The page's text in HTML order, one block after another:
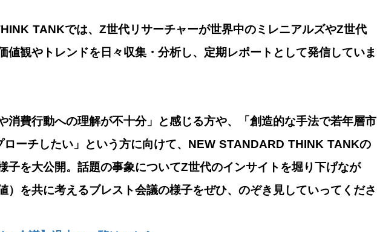
TANKでは、Z世代リサーチャーが世界中のミレニアルズやZ世代
値観やトレンドを日々収集・分析し、定期レポートとして発信していま
消費行動への理解が不十分」と感じる方や、「創造的な手法で若年層市
ローチしたい」という方に向けて、NEW STANDARD THINK TANKの
子を大公開。話題の事象についてZ世代のインサイトを堀り下げなが
）を共に考えるブレスト会議の様子をぜひ、のぞき見していってくださ